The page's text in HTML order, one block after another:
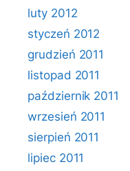
luty 2012
styczeń 2012
grudzień 2011
listopad 2011
październik 2011
wrzesień 2011
sierpień 2011
lipiec 2011